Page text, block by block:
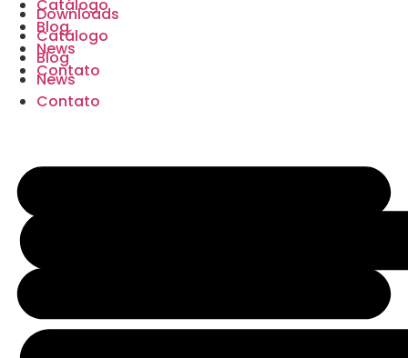
Catálogo
Blog
News
Contato
Downloads
Catálogo
Blog
News
Contato